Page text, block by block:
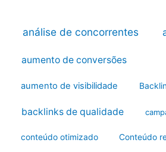
análise de concorrentes
aumento de conversões
aumento de visibilidade
backlinks de qualidade
conteúdo otimizado Conteúdo